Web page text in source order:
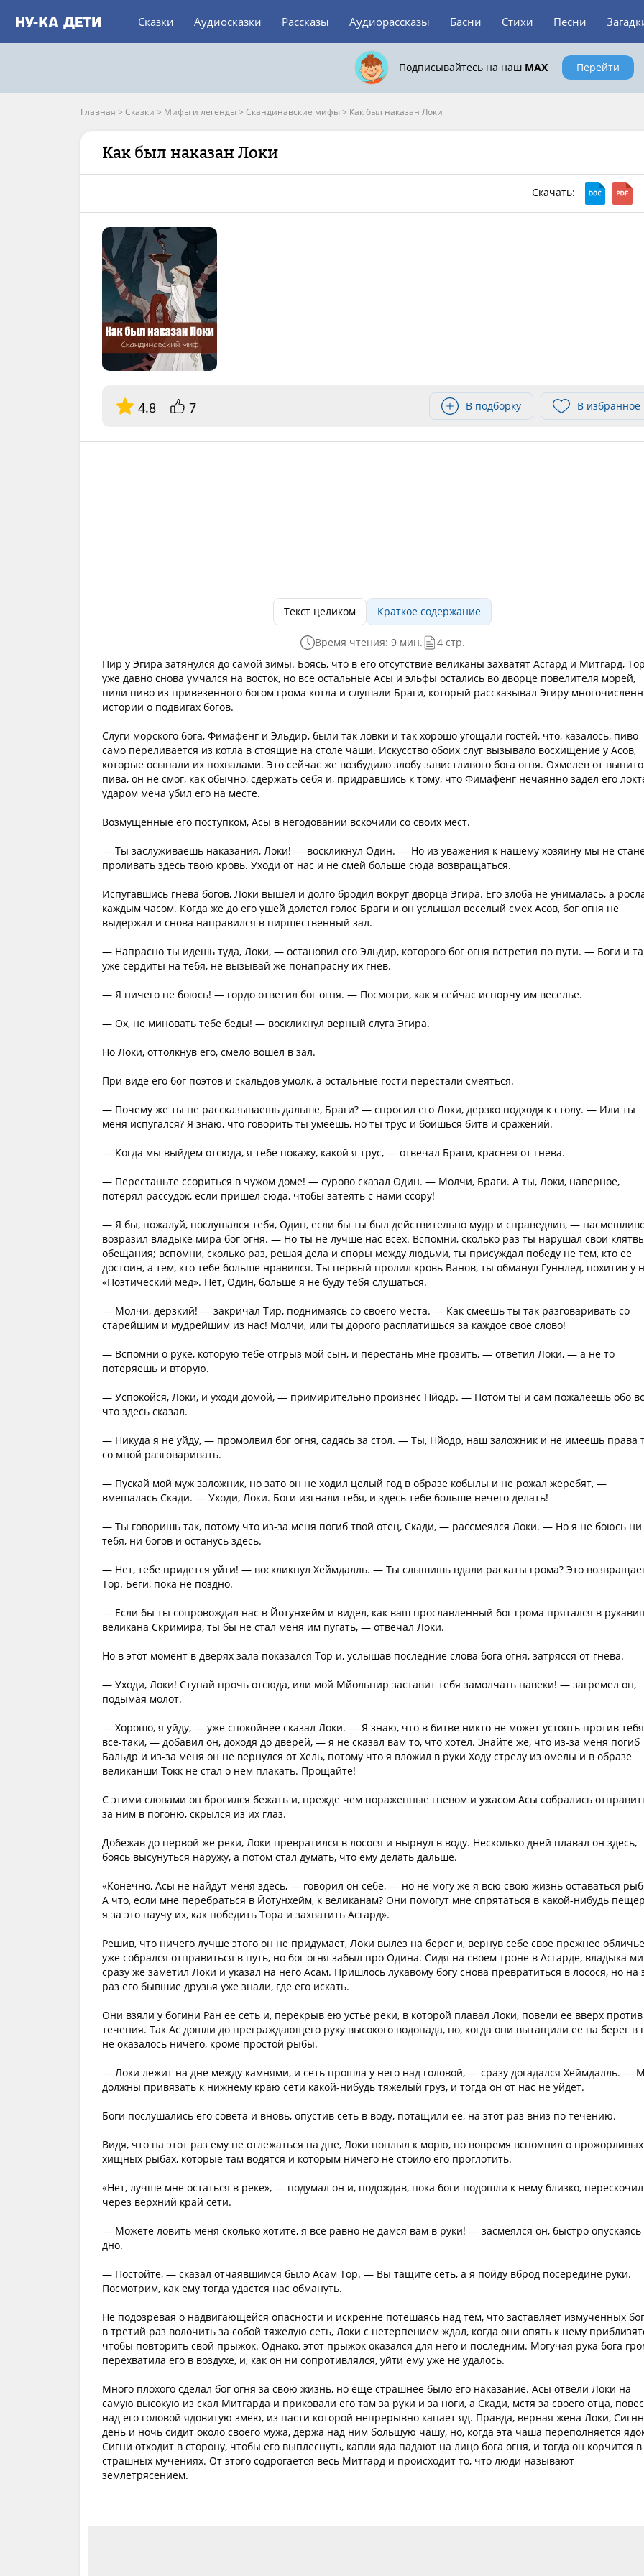
Сказки Аудиосказки Рассказы Аудиорассказы Басни Стихи Песни
Подписывайтесь на наш MAX Перейти
Главная > Сказки > Мифы и легенды > Скандинавские мифы > Как был наказан Локи
Как был наказан Локи
Скачать:
4.8 7 В подборку В избранное
Текст целиком Краткое содержание
Время чтения: 9 мин.
4 стр.
Пир у Эгира затянулся до самой зимы. Боясь, что в его отсутствие великаны захватят Асгард и Митгард, Тор
уже давно снова умчался на восток, но все остальные Асы и эльфы остались во дворце повелителя морей,
пили пиво из привезенного богом грома котла и слушали Браги, который рассказывал Эгиру
истории о подвигах богов.
Слуги морского бога, Фимафенг и Эльдир, были так ловки и так хорошо угощали гостей, что, казалось, пиво
само переливается из котла в стоящие на столе чаши. Искусство обоих слуг вызывало восхищение у Асов,
которые осыпали их похвалами. Это сейчас же возбудило злобу завистливого бога огня. Охмелев от
пива, он не смог, как обычно, сдержать себя и, придравшись к тому, что Фимафенг нечаянно задел его
ударом меча убил его на месте.
Возмущенные его поступком, Асы в негодовании вскочили со своих мест.
— Ты заслуживаешь наказания, Локи! — воскликнул Один. — Но из уважения к нашему хозяину мы не
проливать здесь твою кровь. Уходи от нас и не смей больше сюда возвращаться.
Испугавшись гнева богов, Локи вышел и долго бродил вокруг дворца Эгира. Его злоба не унималась, а
каждым часом. Когда же до его ушей долетел голос Браги и он услышал веселый смех Асов, бог огня не
выдержал и снова направился в пиршественный зал.
— Напрасно ты идешь туда, Локи, — остановил его Эльдир, которого бог огня встретил по пути. — Боги и
уже сердиты на тебя, не вызывай же понапрасну их гнев.
— Я ничего не боюсь! — гордо ответил бог огня. — Посмотри, как я сейчас испорчу им веселье.
— Ох, не миновать тебе беды! — воскликнул верный слуга Эгира.
Но Локи, оттолкнув его, смело вошел в зал.
При виде его бог поэтов и скальдов умолк, а остальные гости перестали смеяться.
— Почему же ты не рассказываешь дальше, Браги? — спросил его Локи, дерзко подходя к столу. — Или ты
меня испугался? Я знаю, что говорить ты умеешь, но ты трус и боишься битв и сражений.
— Когда мы выйдем отсюда, я тебе покажу, какой я трус, — отвечал Браги, краснея от гнева.
— Перестаньте ссориться в чужом доме! — сурово сказал Один. — Молчи, Браги. А ты, Локи, наверное,
потерял рассудок, если пришел сюда, чтобы затеять с нами ссору!
— Я бы, пожалуй, послушался тебя, Один, если бы ты был действительно мудр и справедлив, —
возразил владыке мира бог огня. — Но ты не лучше нас всех. Вспомни, сколько раз ты нарушал свои
обещания; вспомни, сколько раз, решая дела и споры между людьми, ты присуждал победу не тем, кто ее
достоин, а тем, кто тебе больше нравился. Ты первый пролил кровь Ванов, ты обманул Гуннлед, похитив у
«Поэтический мед». Нет, Один, больше я не буду тебя слушаться.
— Молчи, дерзкий! — закричал Тир, поднимаясь со своего места. — Как смеешь ты так разговаривать со
старейшим и мудрейшим из нас! Молчи, или ты дорого расплатишься за каждое свое слово!
— Вспомни о руке, которую тебе отгрыз мой сын, и перестань мне грозить, — ответил Локи, — а не то
потеряешь и вторую.
— Успокойся, Локи, и уходи домой, — примирительно произнес Нйодр. — Потом ты и сам пожалеешь обо
что здесь сказал.
— Никуда я не уйду, — промолвил бог огня, садясь за стол. — Ты, Нйодр, наш заложник и не имеешь права
со мной разговаривать.
— Пускай мой муж заложник, но зато он не ходил целый год в образе кобылы и не рожал жеребят, —
вмешалась Скади. — Уходи, Локи. Боги изгнали тебя, и здесь тебе больше нечего делать!
— Ты говоришь так, потому что из-за меня погиб твой отец, Скади, — рассмеялся Локи. — Но я не боюсь ни
тебя, ни богов и останусь здесь.
— Нет, тебе придется уйти! — воскликнул Хеймдалль. — Ты слышишь вдали раскаты грома? Это
Тор. Беги, пока не поздно.
— Если бы ты сопровождал нас в Йотунхейм и видел, как ваш прославленный бог грома прятался в
великана Скримира, ты бы не стал меня им пугать, — отвечал Локи.
Но в этот момент в дверях зала показался Тор и, услышав последние слова бога огня, затрясся от гнева.
— Уходи, Локи! Ступай прочь отсюда, или мой Мйольнир заставит тебя замолчать навеки! — загремел он,
подымая молот.
— Хорошо, я уйду, — уже спокойнее сказал Локи. — Я знаю, что в битве никто не может устоять против
все-таки, — добавил он, доходя до дверей, — я не сказал вам то, что хотел. Знайте же, что из-за меня погиб
Бальдр и из-за меня он не вернулся от Хель, потому что я вложил в руки Ходу стрелу из омелы и в образе
великанши Токк не стал о нем плакать. Прощайте!
С этими словами он бросился бежать и, прежде чем пораженные гневом и ужасом Асы собрались
за ним в погоню, скрылся из их глаз.
Добежав до первой же реки, Локи превратился в лосося и нырнул в воду. Несколько дней плавал он здесь,
боясь высунуться наружу, а потом стал думать, что ему делать дальше.
«Конечно, Асы не найдут меня здесь, — говорил он себе, — но не могу же я всю свою жизнь оставаться
А что, если мне перебраться в Йотунхейм, к великанам? Они помогут мне спрятаться в какой-нибудь
я за это научу их, как победить Тора и захватить Асгард».
Решив, что ничего лучше этого он не придумает, Локи вылез на берег и, вернув себе свое прежнее
уже собрался отправиться в путь, но бог огня забыл про Одина. Сидя на своем троне в Асгарде, владыка
сразу же заметил Локи и указал на него Асам. Пришлось лукавому богу снова превратиться в лосося, но на
раз его бывшие друзья уже знали, где его искать.
Они взяли у богини Ран ее сеть и, перекрыв ею устье реки, в которой плавал Локи, повели ее вверх против
течения. Так Ас дошли до преграждающего руку высокого водопада, но, когда они вытащили ее на берег в
не оказалось ничего, кроме простой рыбы.
— Локи лежит на дне между камнями, и сеть прошла у него над головой, — сразу догадался Хеймдалль. —
должны привязать к нижнему краю сети какой-нибудь тяжелый груз, и тогда он от нас не уйдет.
Боги послушались его совета и вновь, опустив сеть в воду, потащили ее, на этот раз вниз по течению.
Видя, что на этот раз ему не отлежаться на дне, Локи поплыл к морю, но вовремя вспомнил о прожорливых
хищных рыбах, которые там водятся и которым ничего не стоило его проглотить.
«Нет, лучше мне остаться в реке», — подумал он и, подождав, пока боги подошли к нему близко, перескочил
через верхний край сети.
— Можете ловить меня сколько хотите, я все равно не дамся вам в руки! — засмеялся он, быстро опускаясь
дно.
— Постойте, — сказал отчаявшимся было Асам Тор. — Вы тащите сеть, а я пойду вброд посередине руки.
Посмотрим, как ему тогда удастся нас обмануть.
Не подозревая о надвигающейся опасности и искренне потешаясь над тем, что заставляет измученных
в третий раз волочить за собой тяжелую сеть, Локи с нетерпением ждал, когда они опять к нему
чтобы повторить свой прыжок. Однако, этот прыжок оказался для него и последним. Могучая рука бога
перехватила его в воздухе, и, как он ни сопротивлялся, уйти ему уже не удалось.
Много плохого сделал бог огня за свою жизнь, но еще страшнее было его наказание. Асы отвели Локи на
самую высокую из скал Митгарда и приковали его там за руки и за ноги, а Скади, мстя за своего отца,
над его головой ядовитую змею, из пасти которой непрерывно капает яд. Правда, верная жена Локи,
день и ночь сидит около своего мужа, держа над ним большую чашу, но, когда эта чаша переполняется
Сигни отходит в сторону, чтобы его выплеснуть, капли яда падают на лицо бога огня, и тогда он корчится в
страшных мучениях. От этого содрогается весь Митгард и происходит то, что люди называют
землетрясением.